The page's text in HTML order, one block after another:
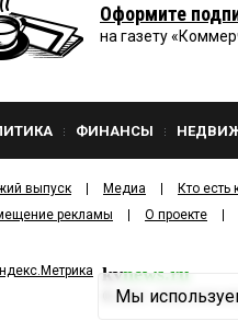
Оформите
на газету
ФИНАНСЫ
выпуск Медиа Кто есть
рекламы
О проекте
kvnews.ru
2001—2026ООО
Мы